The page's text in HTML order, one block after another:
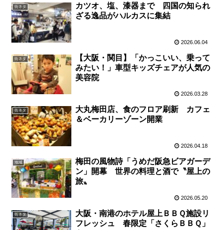
街ネタ
カツオ、塩、漆器まで 四国の知られ
ざる逸品がハルカスに集結
2026.06.04
街ネタ
【大阪・関目】「かっこいい、乗って
みたい！」車型キッズチェアが人気の
美容院
2026.03.28
街ネタ
大丸梅田店、食のフロア刷新 カフェ
＆ベーカリーゾーン開業
2026.04.18
地域
梅田の風物詩「うめだ阪急ビアガーデ
ン」開幕 世界の料理と酒で〝屋上の
旅〟
2026.05.20
街ネタ
大阪・南港のホテル屋上ＢＢＱ施設リ
フレッシュ 春限定「さくらＢＢＱ」